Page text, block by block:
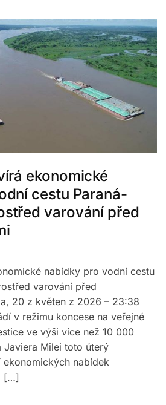
ekonomické
cestu Paraná-
varování před
nabídky pro vodní cestu
varování před
20 z květen z 2026 – 23:38
v režimu koncese na veřejné
ve výši více než 10 000
Javiera Milei toto úterý
nabídek
[…]